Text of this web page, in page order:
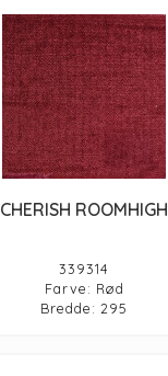
CHERISH ROOMHIGH
339314
Farve: Rød
Bredde: 295